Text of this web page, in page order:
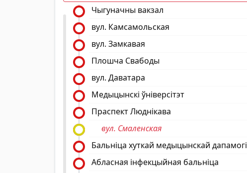
Чыгуначны вакзал
вул. Камсамольская
вул. Замкавая
Плошча Свабоды
вул. Даватара
Медыцынскі ўніверсітэт
Праспект Люднікава
вул. Смаленская
Бальніца хуткай медыцынскай дапамогі
Абласная інфекцыйная бальніца